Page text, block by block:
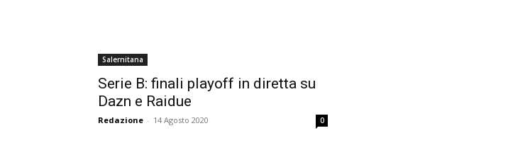
Salernitana
Serie B: finali playoff in diretta su
Dazn e Raidue
Redazione - 14 Agosto 2020 0